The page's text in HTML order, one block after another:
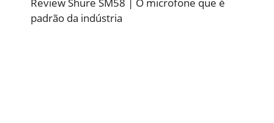
Review Shure SM58 | O microfone que é
padrão da indústria